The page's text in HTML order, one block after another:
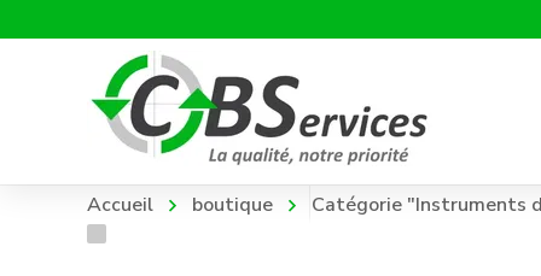
Accueil boutique Catégorie "Instruments